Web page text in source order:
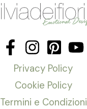
Privacy Policy
Cookie Policy
Termini e Condizioni